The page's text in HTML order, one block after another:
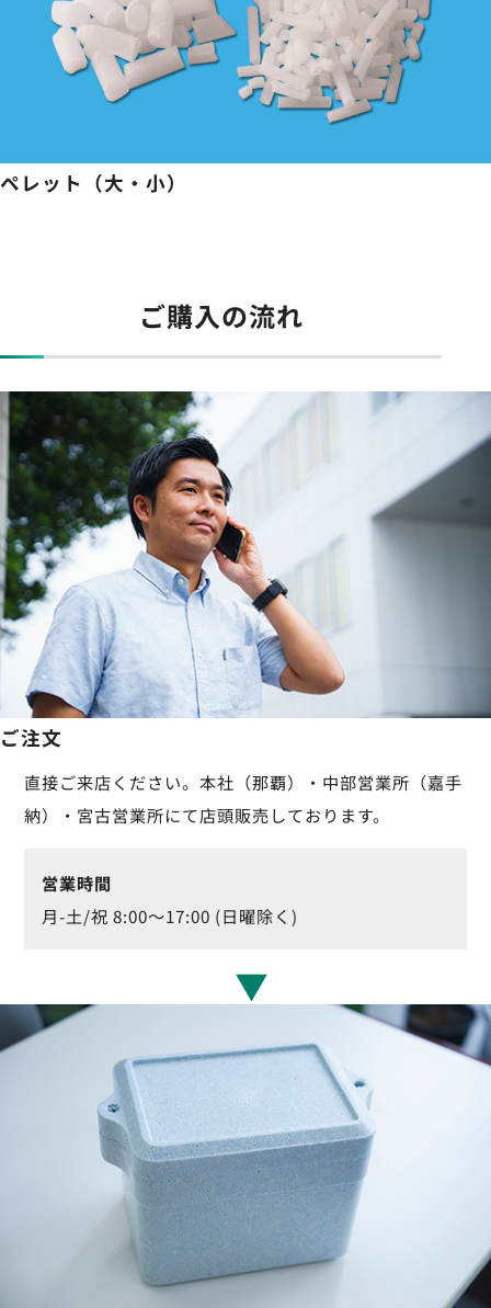
ペレット（大・小）
ご購入の流れ
ご注文
直接ご来店ください。本社（那覇）・中部営業所（嘉手
納）・宮古営業所にて店頭販売しております。
営業時間
月-土/祝 8:00～17:00 (日曜除く)